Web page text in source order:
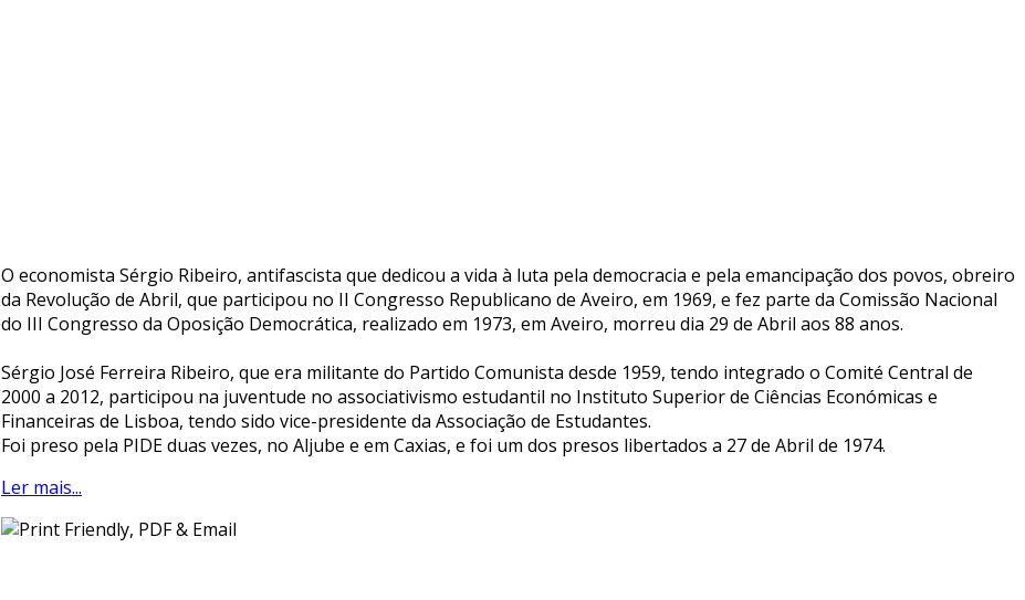
O economista Sérgio Ribeiro, antifascista que dedicou a vida à luta pela democracia e pela emancipação dos povos, obreiro
da Revolução de Abril, que participou no II Congresso Republicano de Aveiro, em 1969, e fez parte da Comissão Nacional
do III Congresso da Oposição Democrática, realizado em 1973, em Aveiro, morreu dia 29 de Abril aos 88 anos.
Sérgio José Ferreira Ribeiro, que era militante do Partido Comunista desde 1959, tendo integrado o Comité Central de
2000 a 2012, participou na juventude no associativismo estudantil no Instituto Superior de Ciências Económicas e
Financeiras de Lisboa, tendo sido vice-presidente da Associação de Estudantes.
Foi preso pela PIDE duas vezes, no Aljube e em Caxias, e foi um dos presos libertados a 27 de Abril de 1974.
Ler mais...